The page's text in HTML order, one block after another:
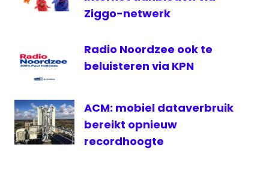
Ziggo-netwerk
Radio Noordzee ook te
beluisteren via KPN
ACM: mobiel dataverbruik
bereikt opnieuw
recordhoogte